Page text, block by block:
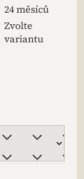
24 měsíců
Zvolte
variantu